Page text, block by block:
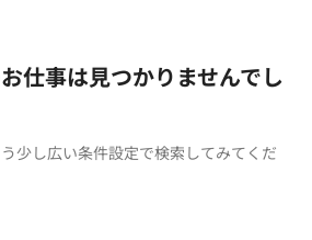
仕事は見つかりませんでし
少し広い条件設定で検索してみてくだ